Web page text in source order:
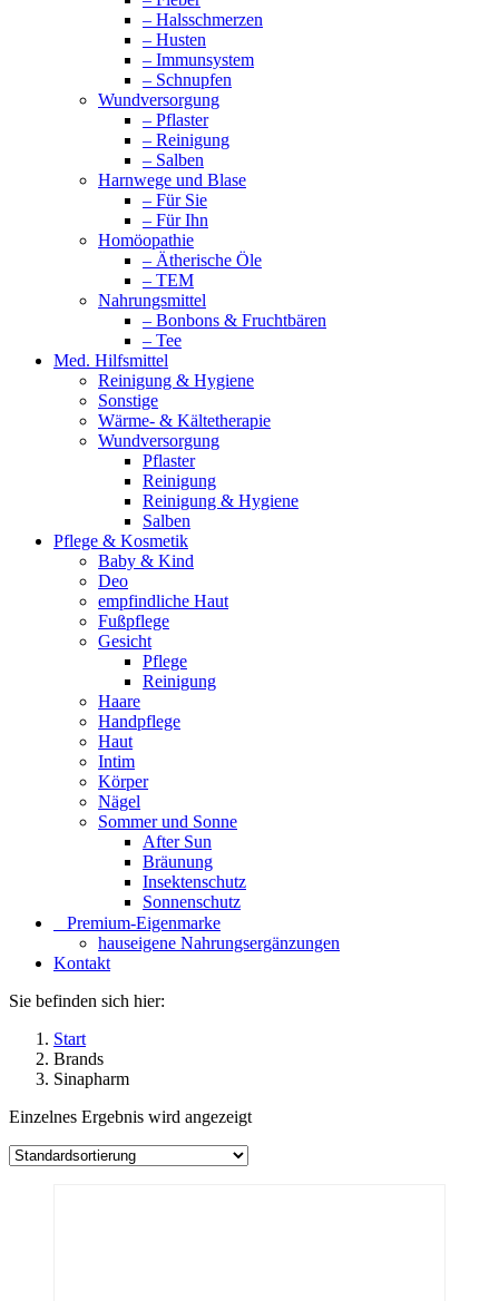
– Halsschmerzen
– Husten
– Immunsystem
– Schnupfen
Wundversorgung
– Pflaster
– Reinigung
– Salben
Harnwege und Blase
– Für Sie
– Für Ihn
Homöopathie
– Ätherische Öle
– TEM
Nahrungsmittel
– Bonbons & Fruchtbären
– Tee
Med. Hilfsmittel
Reinigung & Hygiene
Sonstige
Wärme- & Kältetherapie
Wundversorgung
Pflaster
Reinigung
Reinigung & Hygiene
Salben
Pflege & Kosmetik
Baby & Kind
Deo
empfindliche Haut
Fußpflege
Gesicht
Pflege
Reinigung
Haare
Handpflege
Haut
Intim
Körper
Nägel
Sommer und Sonne
After Sun
Bräunung
Insektenschutz
Sonnenschutz
⠀​Premium-Eigenmarke
hauseigene Nahrungsergänzungen
Kontakt
Sie befinden sich hier:
Start
Brands
Sinapharm
Einzelnes Ergebnis wird angezeigt